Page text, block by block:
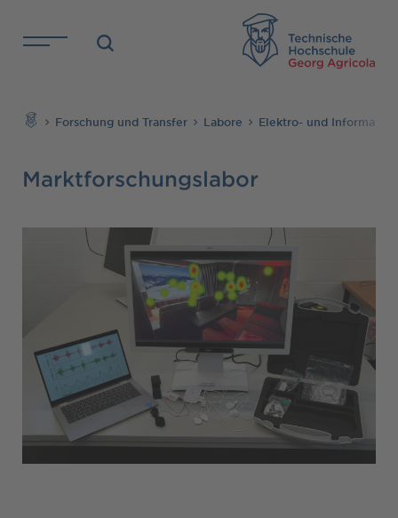
Direkt zu den Inhalten springen
Forschung und Transfer Labore Elektro- und
Marktforschungslabor